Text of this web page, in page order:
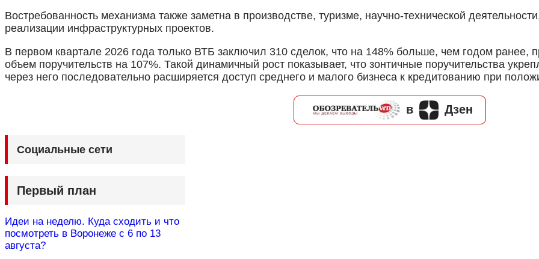
Востребованность механизма также заметна в производстве, туризме, научно‑технической
реализации инфраструктурных проектов.
В первом квартале 2026 года только ВТБ заключил 310 сделок, что на 148% больше, чем годом ранее,
объем поручительств на 107%. Такой динамичный рост показывает, что зонтичные поручительства
через него последовательно расширяется доступ среднего и малого бизнеса к кредитованию при
в Дзен
Социальные сети
Первый план
Идеи на неделю. Куда сходить и что
посмотреть в Воронеже с 6 по 13
августа?